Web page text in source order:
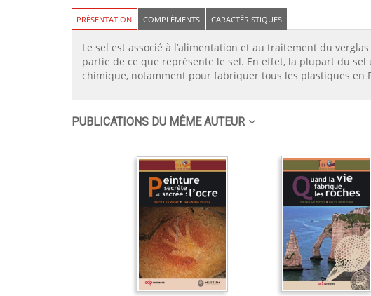
PRÉSENTATION COMPLÉMENTS CARACTÉRISTIQUES
Le sel est associé à l’alimentation et au traitement du
partie de ce que représente le sel. En effet, la plupart du
chimique, notamment pour fabriquer tous les plastiques en
PUBLICATIONS DU MÊME AUTEUR